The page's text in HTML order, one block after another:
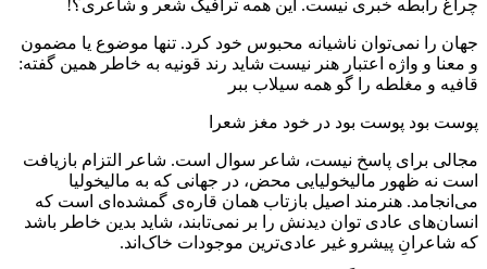
چراغ رابطه خبری نیست. این همه ترافیک شعر و شاعری؟!
جهان را نمی‌توان ناشیانه محبوس خود کرد. تنها موضوع یا مضمون
و معنا و واژه اعتبار هنر نیست شاید رند قونیه به خاطر همین گفته:
قافیه و مغلطه را گو همه سیلاب ببر
پوست بود پوست بود در خود مغز شعرا
مجالی برای پاسخ نیست، شاعر سوال است. شاعر التزام بازیافت
است نه ظهور مالیخولیایی محض، در جهانی که به مالیخولیا
می‌انجامد. هنرمند اصیل بازتاب همان قاره‌ی گمشده‌ای است که
انسان‌های عادی توان دیدنش را بر نمی‌تابند،‌ شاید بدین خاطر باشد
که شاعرانِ پیشرو غیر عادی‌ترین موجودات خاک‌اند.